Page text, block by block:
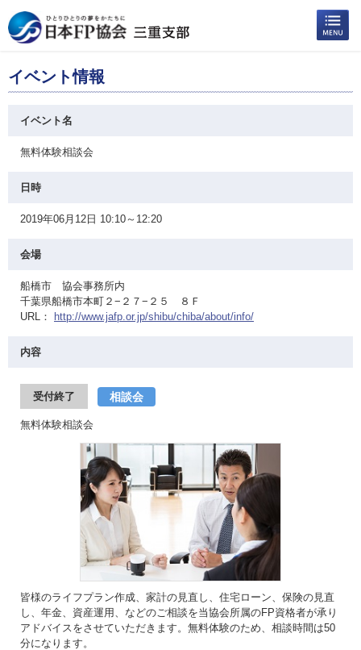
イベント情報
イベント名
無料体験相談会
日時
2019年06月12日 10:10～12:20
会場
船橋市 協会事務所内
千葉県船橋市本町２−２７−２５ ８Ｆ
URL：
http://www.jafp.or.jp/shibu/chiba/about/info/
内容
受付終了 相談会
無料体験相談会
皆様のライフプラン作成、家計の見直し、住宅ローン、保険の見直
し、年金、資産運用、などのご相談を当協会所属のFP資格者が承り
アドバイスをさせていただきます。無料体験のため、相談時間は50
分になります。